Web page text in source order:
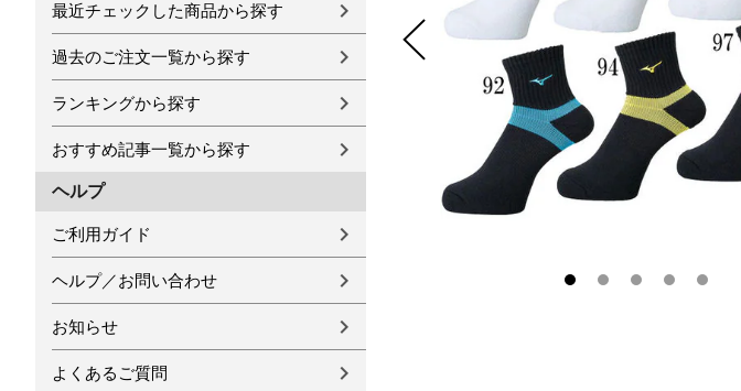
最近チェックした商品から探す
過去のご注文一覧から探す
ランキングから探す
おすすめ記事一覧から探す
ヘルプ
ご利用ガイド
ヘルプ／お問い合わせ
お知らせ
よくあるご質問